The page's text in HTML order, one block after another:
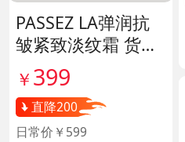
PASSEZ LA弹润抗
皱紧致淡纹霜 货号
137089
￥ 399
直降200
日常价￥599